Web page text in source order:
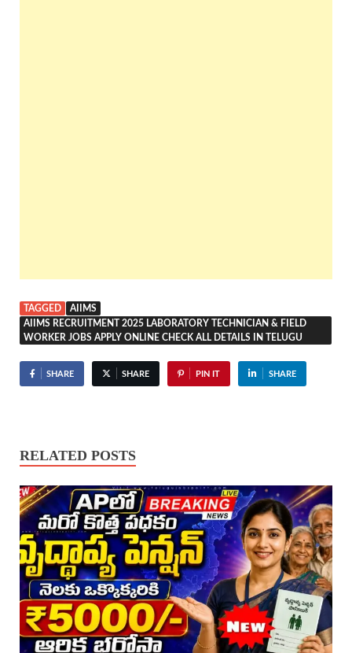
TAGGED
AIIMS
AIIMS RECRUITMENT 2025 LABORATORY TECHNICIAN & FIELD
WORKER JOBS APPLY ONLINE CHECK ALL DETAILS IN TELUGU
SHARE SHARE PIN IT SHARE
RELATED POSTS